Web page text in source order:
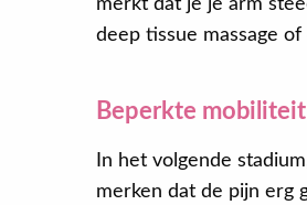
merkt dat je je arm
deep tissue massage
Beperkte
In het volgende
merken dat de pijn erg